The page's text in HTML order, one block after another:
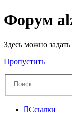
Форум
Здесь можно
Пропустить
Ссылки